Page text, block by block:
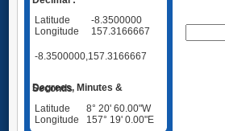
Latitude
-8.3500000
Longitude
157.3166667
-8.3500000,157.3166667
Degrees, Minutes & Seconds
Latitude
8° 20' 60.00"W
Longitude
157° 19' 0.00"E